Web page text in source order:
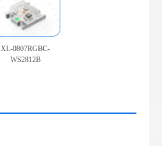
XL-0807RGBC-
WS2812B